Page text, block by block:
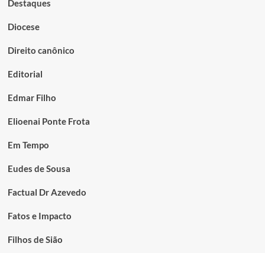
Destaques
Diocese
Direito canônico
Editorial
Edmar Filho
Elioenai Ponte Frota
Em Tempo
Eudes de Sousa
Factual Dr Azevedo
Fatos e Impacto
Filhos de Sião